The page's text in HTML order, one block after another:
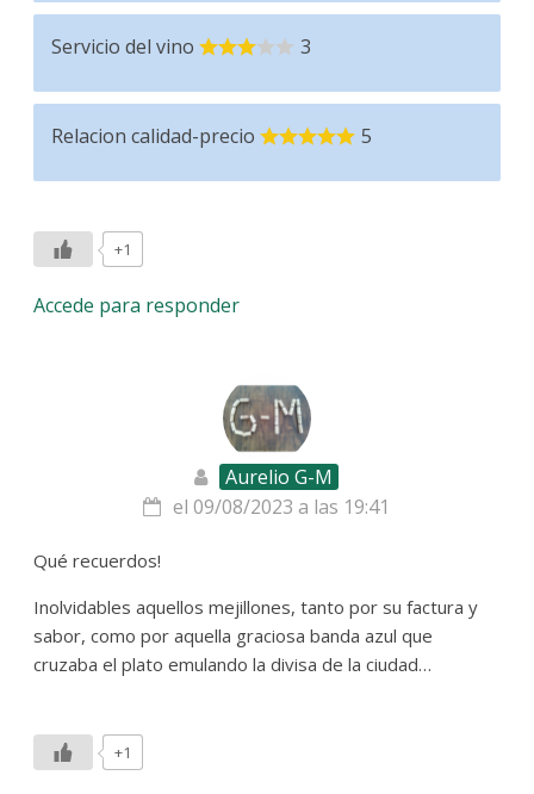
Servicio del vino 3
Relacion calidad-precio 5
+1
Accede para responder
Aurelio G-M
el 09/08/2023 a las 19:41
Qué recuerdos!
Inolvidables aquellos mejillones, tanto por su factura y
sabor, como por aquella graciosa banda azul que
cruzaba el plato emulando la divisa de la ciudad…
+1